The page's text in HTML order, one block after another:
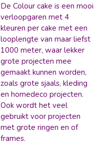
De Colour cake is een mooi
verloopgaren met 4
kleuren per cake met een
looplengte van maar liefst
1000 meter, waar lekker
grote projecten mee
gemaakt kunnen worden,
zoals grote sjaals, kleding
en homedeco projecten.
Ook wordt het veel
gebruikt voor projecten
met grote ringen en of
frames.